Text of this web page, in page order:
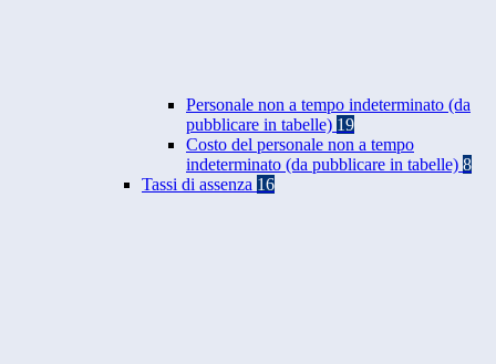
Personale non a tempo indeterminato (da
pubblicare in tabelle) 19
Costo del personale non a tempo
indeterminato (da pubblicare in tabelle) 8
Tassi di assenza 16